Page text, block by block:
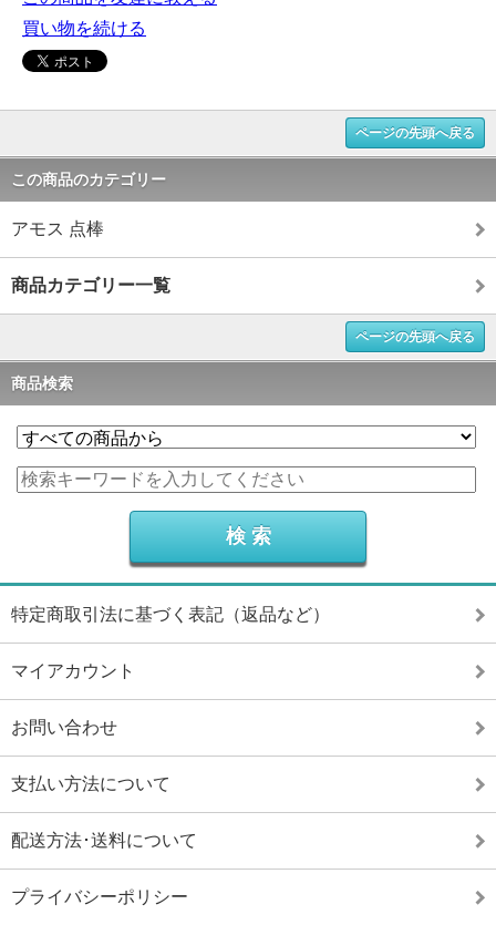
買い物を続ける
ページの先頭へ戻る
この商品のカテゴリー
アモス 点棒
商品カテゴリー一覧
ページの先頭へ戻る
商品検索
特定商取引法に基づく表記（返品など）
マイアカウント
お問い合わせ
支払い方法について
配送方法･送料について
プライバシーポリシー